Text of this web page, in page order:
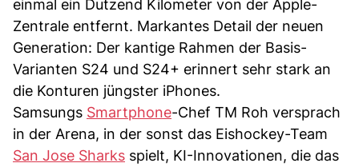
einmal ein Dutzend Kilometer von der Apple-
Zentrale entfernt. Markantes Detail der neuen
Generation: Der kantige Rahmen der Basis-
Varianten S24 und S24+ erinnert sehr stark an
die Konturen jüngster iPhones.
Samsungs Smartphone-Chef TM Roh versprach
in der Arena, in der sonst das Eishockey-Team
San Jose Sharks spielt, KI-Innovationen, die das